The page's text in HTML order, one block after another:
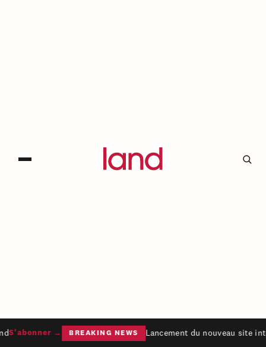
S'abonner → BREAKING NEWS Lancement du nouveau site